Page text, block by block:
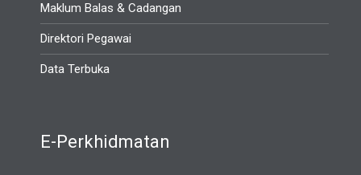
Maklum Balas & Cadangan
Direktori Pegawai
Data Terbuka
E-Perkhidmatan